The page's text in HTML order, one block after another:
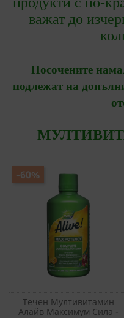
важат до
Посочените
подлежат на
Течен Мултивитамин
Алайв Максимум Сила -
-60%